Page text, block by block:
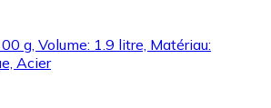
g, Volume: 1.9 litre, Matériau:
Acier